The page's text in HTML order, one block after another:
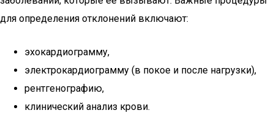
для определения отклонений включают:
эхокардиограмму,
электрокардиограмму (в покое и после нагрузки),
рентгенографию,
клинический анализ крови.